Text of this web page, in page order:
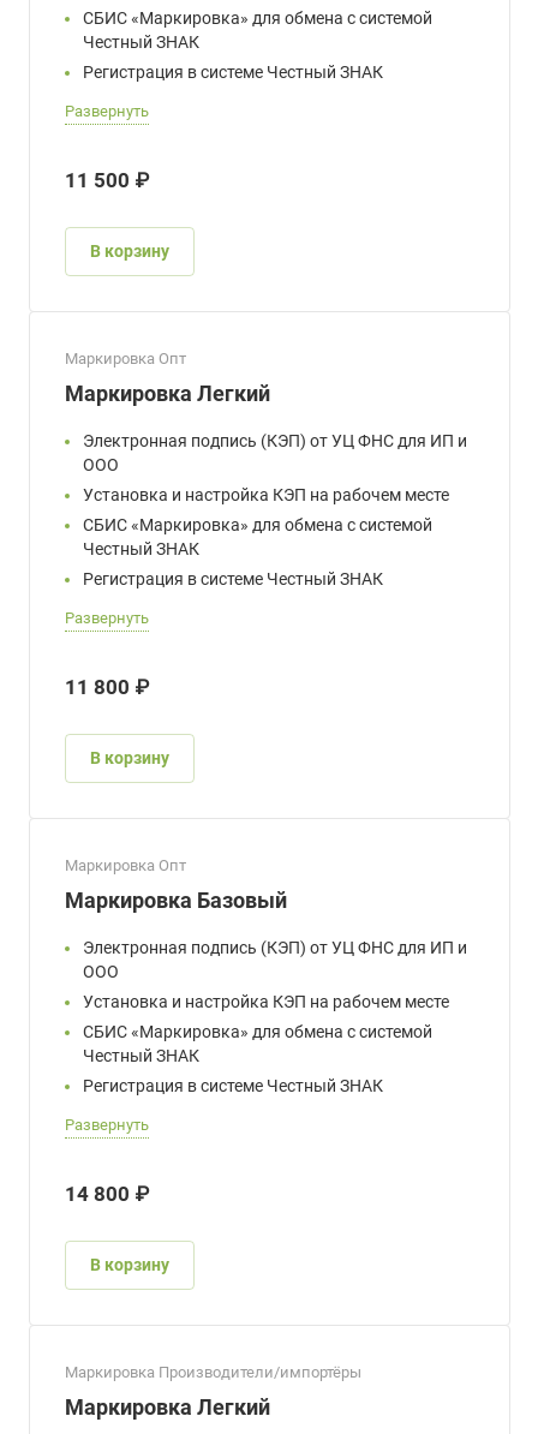
СБИС «Маркировка» для обмена с системой
Честный ЗНАК
Регистрация в системе Честный ЗНАК
Развернуть
11 500 ₽
В корзину
Маркировка Опт
Маркировка Легкий
Электронная подпись (КЭП) от УЦ ФНС для ИП и
ООО
Установка и настройка КЭП на рабочем месте
СБИС «Маркировка» для обмена с системой
Честный ЗНАК
Регистрация в системе Честный ЗНАК
Развернуть
11 800 ₽
В корзину
Маркировка Опт
Маркировка Базовый
Электронная подпись (КЭП) от УЦ ФНС для ИП и
ООО
Установка и настройка КЭП на рабочем месте
СБИС «Маркировка» для обмена с системой
Честный ЗНАК
Регистрация в системе Честный ЗНАК
Развернуть
14 800 ₽
В корзину
Маркировка Производители/импортёры
Маркировка Легкий